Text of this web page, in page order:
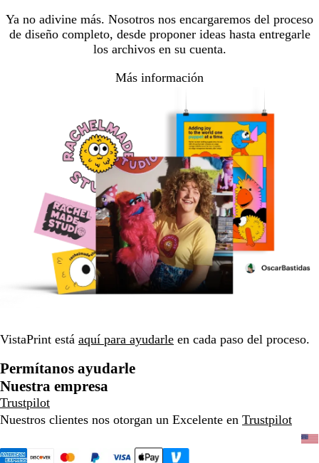
Ya no adivine más. Nosotros nos encargaremos del proceso
de diseño completo, desde proponer ideas hasta entregarle
los archivos en su cuenta.
Más información
VistaPrint está aquí para ayudarle en cada paso del proceso.
Permítanos ayudarle
Nuestra empresa
Trustpilot
Nuestros clientes nos otorgan un Excelente en Trustpilot